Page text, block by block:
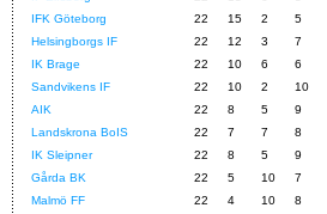
IFK Göteborg
22 15 2 5
Helsingborgs IF
22 12 3 7
IK Brage
22 10 6 6
Sandvikens IF
22 10 2 10
AIK
22 8 5 9
Landskrona BoIS
22 7 7 8
IK Sleipner
22 8 5 9
Gårda BK
22 5 10 7
Malmö FF
22 4 10 8